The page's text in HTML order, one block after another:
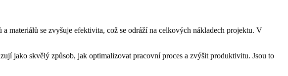
materiálů se zvyšuje efektivita, což se odráží na celkových nákladech projektu. V
jako skvělý způsob, jak optimalizovat pracovní proces a zvýšit produktivitu. Jsou to